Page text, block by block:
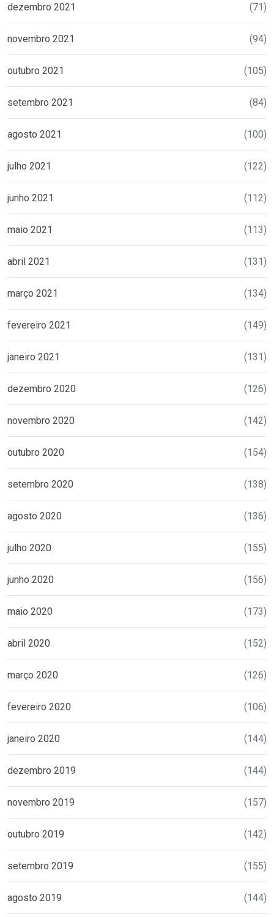
dezembro 2021 (71)
novembro 2021 (94)
outubro 2021 (105)
setembro 2021 (84)
agosto 2021 (100)
julho 2021 (122)
junho 2021 (112)
maio 2021 (113)
abril 2021 (131)
março 2021 (134)
fevereiro 2021 (149)
janeiro 2021 (131)
dezembro 2020 (126)
novembro 2020 (142)
outubro 2020 (154)
setembro 2020 (138)
agosto 2020 (136)
julho 2020 (155)
junho 2020 (156)
maio 2020 (173)
abril 2020 (152)
março 2020 (126)
fevereiro 2020 (106)
janeiro 2020 (144)
dezembro 2019 (144)
novembro 2019 (157)
outubro 2019 (142)
setembro 2019 (155)
agosto 2019 (144)